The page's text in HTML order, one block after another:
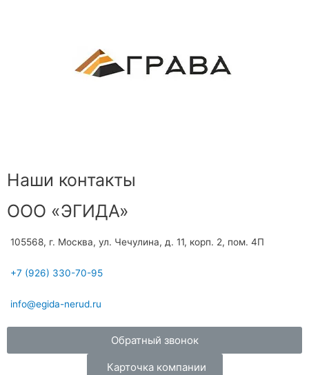
Наши контакты
ООО «ЭГИДА»
105568, г. Москва, ул. Чечулина, д. 11, корп. 2, пом. 4П
+7 (926) 330-70-95
info@egida-nerud.ru
Обратный звонок
Карточка компании